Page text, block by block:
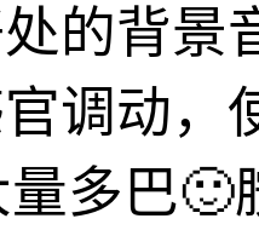
的背景
调动，
多巴🙂